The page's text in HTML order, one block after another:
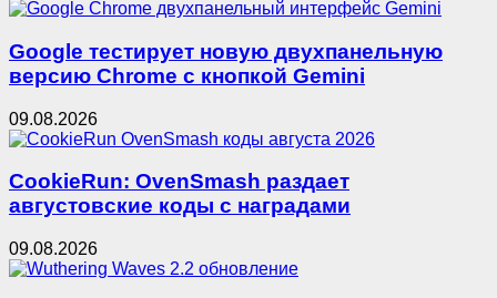
Google тестирует новую двухпанельную
версию Chrome с кнопкой Gemini
09.08.2026
CookieRun: OvenSmash раздает
августовские коды с наградами
09.08.2026